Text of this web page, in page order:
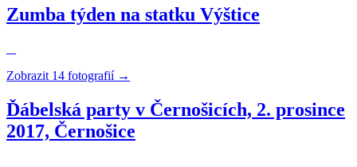
Zumba týden na statku Výštice
Zobrazit 14 fotografií →
Ďábelská party v Černošicích, 2. prosince
2017, Černošice